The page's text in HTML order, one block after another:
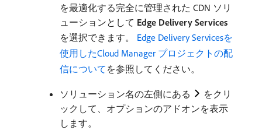
を最適化する完全に管理された CDN ソリ
ューションとして Edge Delivery Services
を選択できます。 Edge Delivery Servicesを
使用したCloud Manager プロジェクトの配
信について を参照してください。
ソリューション名の左側にある
をクリ
ックして、オプションのアドオンを表示
します。